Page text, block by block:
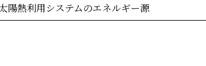
陽熱利用システムのエネルギー源